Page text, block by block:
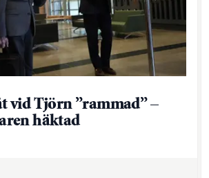
vid Tjörn ”rammad” –
häktad